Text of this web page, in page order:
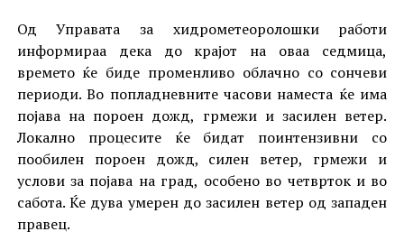
Од Управата за хидрометеоролошки работи
информираа дека до крајот на оваа седмица,
времето ќе биде променливо облачно со сончеви
периоди. Во попладневните часови наместа ќе има
појава на пороен дожд, грмежи и засилен ветер.
Локално процесите ќе бидат поинтензивни со
пообилен пороен дожд, силен ветер, грмежи и
услови за појава на град, особено во четврток и во
сабота. Ќе дува умерен до засилен ветер од западен
правец.